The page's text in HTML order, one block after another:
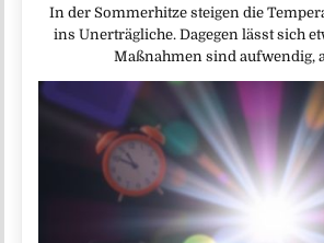
In der Sommerhitze steigen die
ins Unerträgliche. Dagegen lässt sich
Maßnahmen sind aufwendig,